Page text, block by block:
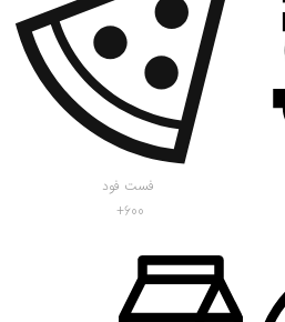
فست فود
600